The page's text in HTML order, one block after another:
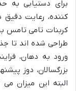
برای دستیابی به
کننده، رعایت
کربنات تامی تامس
طراحی شده اند تا
ورود به دهان،
البته این میزان